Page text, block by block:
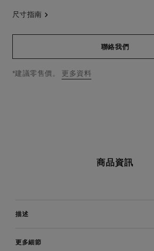
尺寸指南
聯絡我們
↩
*建議零售價。 更多資料
商品資訊
描述
更多細節